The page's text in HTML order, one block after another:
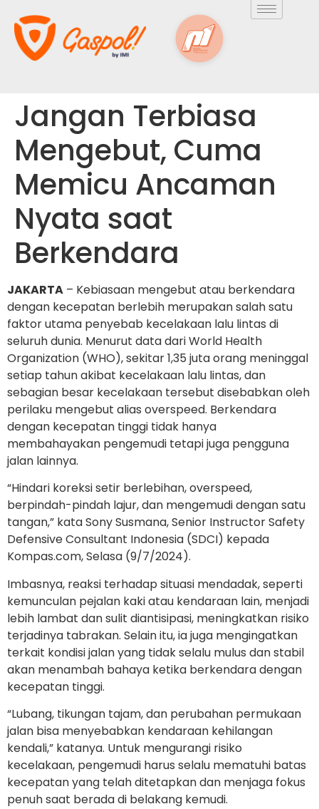
Jangan Terbiasa
Mengebut, Cuma
Memicu Ancaman
Nyata saat
Berkendara
JAKARTA – Kebiasaan mengebut atau berkendara
dengan kecepatan berlebih merupakan salah satu
faktor utama penyebab kecelakaan lalu lintas di
seluruh dunia. Menurut data dari World Health
Organization (WHO), sekitar 1,35 juta orang meninggal
setiap tahun akibat kecelakaan lalu lintas, dan
sebagian besar kecelakaan tersebut disebabkan oleh
perilaku mengebut alias overspeed. Berkendara
dengan kecepatan tinggi tidak hanya
membahayakan pengemudi tetapi juga pengguna
jalan lainnya.
“Hindari koreksi setir berlebihan, overspeed,
berpindah-pindah lajur, dan mengemudi dengan satu
tangan,” kata Sony Susmana, Senior Instructor Safety
Defensive Consultant Indonesia (SDCI) kepada
Kompas.com, Selasa (9/7/2024).
Imbasnya, reaksi terhadap situasi mendadak, seperti
kemunculan pejalan kaki atau kendaraan lain, menjadi
lebih lambat dan sulit diantisipasi, meningkatkan risiko
terjadinya tabrakan. Selain itu, ia juga mengingatkan
terkait kondisi jalan yang tidak selalu mulus dan stabil
akan menambah bahaya ketika berkendara dengan
kecepatan tinggi.
“Lubang, tikungan tajam, dan perubahan permukaan
jalan bisa menyebabkan kendaraan kehilangan
kendali,” katanya. Untuk mengurangi risiko
kecelakaan, pengemudi harus selalu mematuhi batas
kecepatan yang telah ditetapkan dan menjaga fokus
penuh saat berada di belakang kemudi.